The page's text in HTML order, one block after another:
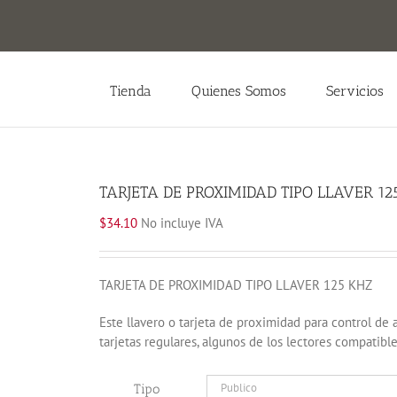
Tienda Quienes Somos Servicios
TARJETA DE PROXIMIDAD TIPO LLAVER
$34.10 No incluye IVA
TARJETA DE PROXIMIDAD TIPO LLAVER 125 KHZ
Este llavero o tarjeta de proximidad para control de
tarjetas regulares, algunos de los lectores
Tipo